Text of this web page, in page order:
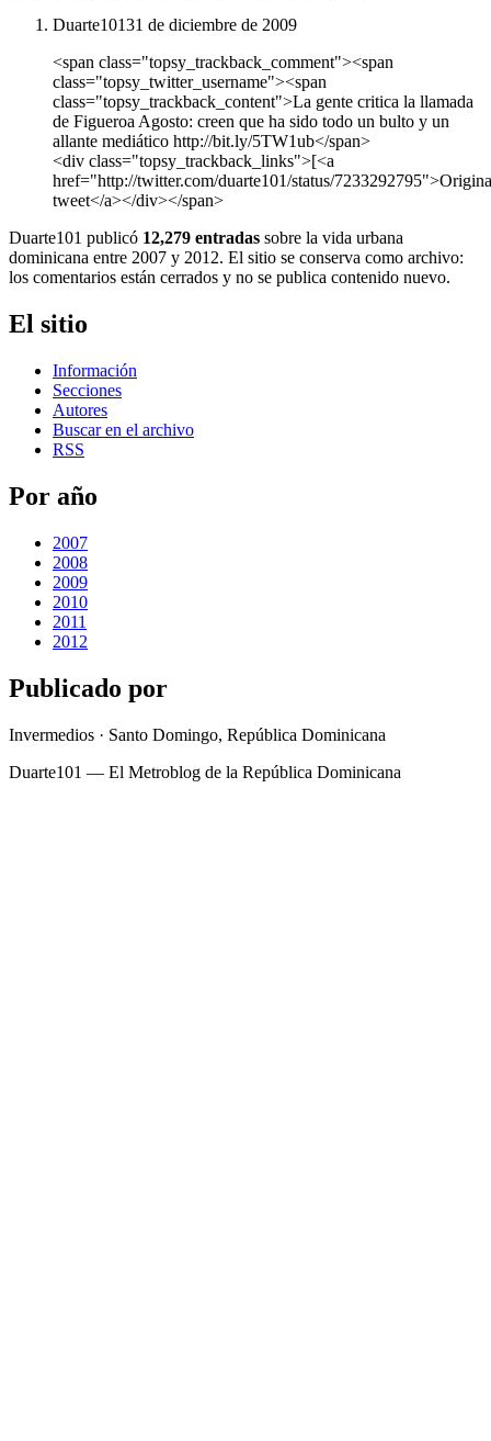
Duarte10131 de diciembre de 2009
<span class="topsy_trackback_comment"><span
class="topsy_twitter_username"><span
class="topsy_trackback_content">La gente critica la llamada
de Figueroa Agosto: creen que ha sido todo un bulto y un
allante mediático http://bit.ly/5TW1ub</span>
<div class="topsy_trackback_links">[<a
href="http://twitter.com/duarte101/status/
tweet</a></div></span>
Duarte101 publicó 12,279 entradas sobre la vida urbana
dominicana entre 2007 y 2012. El sitio se conserva como archivo:
los comentarios están cerrados y no se publica contenido nuevo.
El sitio
Información
Secciones
Autores
Buscar en el archivo
RSS
Por año
2007
2008
2009
2010
2011
2012
Publicado por
Invermedios · Santo Domingo, República Dominicana
Duarte101 — El Metroblog de la República Dominicana